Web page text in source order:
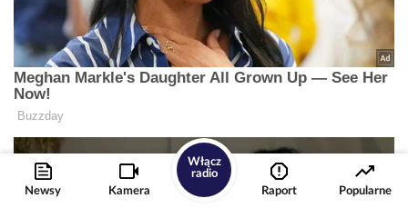
Newsy Kamera
Włącz
radio
Raport
Popularne